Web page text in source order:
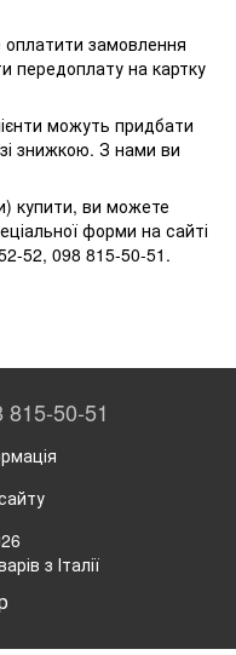
замовлення
передоплату на картку
можуть придбати
знижкою. З нами ви
купити, ви можете
форми на сайті
52, 098 815-50-51.
815-50-51
з Італії